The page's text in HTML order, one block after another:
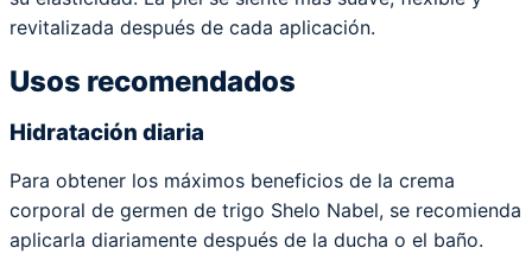
revitalizada después de cada aplicación.
Usos recomendados
Hidratación diaria
Para obtener los máximos beneficios de la crema
corporal de germen de trigo Shelo Nabel, se recomienda
aplicarla diariamente después de la ducha o el baño.